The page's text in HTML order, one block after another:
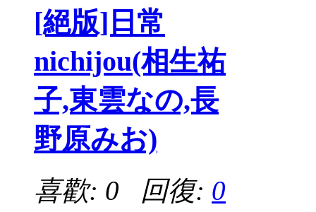
[絕版]日常
nichijou(相生祐
子,東雲なの,長
野原みお)
喜歡: 0 回復: 0